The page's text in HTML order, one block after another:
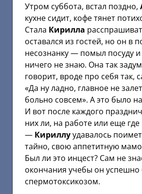
Утром суббота, встал поздно,
кухне сидит, кофе тянет
Стала Кирилла
оставался из гостей, но он в
несознанку — помыл посуду и
ничего не знаю. Она так
говорит, вроде про себя так,
«Да ну ладно, главное не
больно совсем». А это было
И вот после каждого
них ли, на работе или еще где
— Кириллуудавалось
тайно, свою аппетитную
Был ли это инцест? Сам не
окончания учебы он успешно
спермотоксикозом.